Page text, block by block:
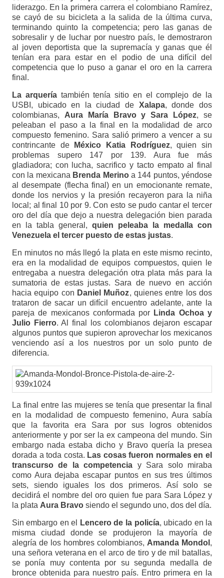
liderazgo. En la primera carrera el colombiano Ramírez,
se cayó de su bicicleta a la salida de la última curva,
terminando quinto la competencia; pero las ganas de
sobresalir y de luchar por nuestro país, le demostraron
al joven deportista que la supremacía y ganas que él
tenían era para estar en el podio de una difícil del
competencia que lo puso a ganar el oro en la carrera
final.
La arquería también tenía sitio en el complejo de la
USBI, ubicado en la ciudad de Xalapa, donde dos
colombianas, Aura María Bravo y Sara López, se
peleaban el paso a la final en la modalidad de arco
compuesto femenino. Sara salió primero a vencer a su
contrincante deMéxico Katia Rodríguez, quien sin
problemas supero 147 por 139. Aura fue más
gladiadora; con lucha, sacrifico y tacto empato al final
con la mexicana Brenda Merinoa 144 puntos, yéndose
al desempate (flecha final) en un emocionante remate,
donde los nervios y la presión recayeron para la niña
local; al final 10 por 9. Con esto se pudo cantar el tercer
oro del día que dejo a nuestra delegación bien parada
en la tabla general, quien peleaba la medalla con
Venezuela el tercer puesto de estas justas.
En minutos no más llegó la plata en este mismo recinto,
era en la modalidad de equipos compuestos, quien le
entregaba a nuestra delegación otra plata más para la
sumatoria de estas justas. Sara de nuevo en acción
hacia equipo con Daniel Muñoz, quienes entre los dos
trataron de sacar un difícil encuentro adelante, ante la
pareja de mexicanos conformada por Linda Ochoa y
Julio Fierro. Al final los colombianos dejaron escapar
algunos puntos que supieron aprovechar los mexicanos
venciendo así a los nuestros por un solo punto de
diferencia.
La final entre las mujeres se tenía que presentar la final
en la modalidad de compuesto femenino, Aura sabía
que la favorita era Sara por sus logros obtenidos
anteriormente y por ser la ex campeona del mundo. Sin
embargo nada estaba dicho y Bravo quería la presea
dorada a toda costa. Las cosas fueron normales en el
transcurso de la competencia y Sara solo miraba
como Aura dejaba escapar puntos en sus tres últimos
sets, siendo iguales los dos primeros. Así solo se
decidirá el nombre del oro quien fue para Sara López y
la plata Aura Bravosiendo el segundo uno, dos del día.
Sin embargo en el Lencero de la policía, ubicado en la
misma ciudad donde se produjeron la mayoría de
alegría de los hombres colombianos, Amanda Mondol ,
una señora veterana en el arco de tiro y de mil batallas,
se ponía muy contenta por su segunda medalla de
bronce obtenida para nuestro país. Entro primera en la